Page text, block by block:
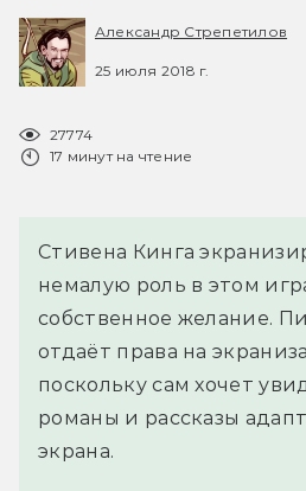
Александр Стрепетилов
25 июля 2018 г.
27774
17 минут на чтение
Стивена Кинга
немалую роль в этом
собственное желание.
отдаёт права на
поскольку сам хочет
романы и рассказы
экрана.